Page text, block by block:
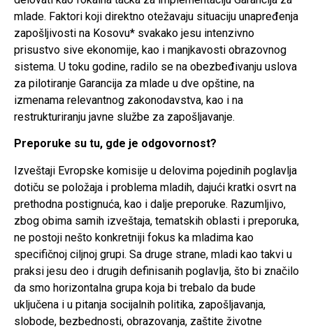
mlade. Faktori koji direktno otežavaju situaciju unapređenja
zapošljivosti na Kosovu* svakako jesu intenzivno
prisustvo sive ekonomije, kao i manjkavosti obrazovnog
sistema. U toku godine, radilo se na obezbeđivanju uslova
za pilotiranje Garancija za mlade u dve opštine, na
izmenama relevantnog zakonodavstva, kao i na
restrukturiranju javne službe za zapošljavanje.
Preporuke su tu, gde je odgovornost?
Izveštaji Evropske komisije u delovima pojedinih poglavlja
dotiču se položaja i problema mladih, dajući kratki osvrt na
prethodna postignuća, kao i dalje preporuke. Razumljivo,
zbog obima samih izveštaja, tematskih oblasti i preporuka,
ne postoji nešto konkretniji fokus ka mladima kao
specifičnoj ciljnoj grupi. Sa druge strane, mladi kao takvi u
praksi jesu deo i drugih definisanih poglavlja, što bi značilo
da smo horizontalna grupa koja bi trebalo da bude
uključena i u pitanja socijalnih politika, zapošljavanja,
slobode, bezbednosti, obrazovanja, zaštite životne